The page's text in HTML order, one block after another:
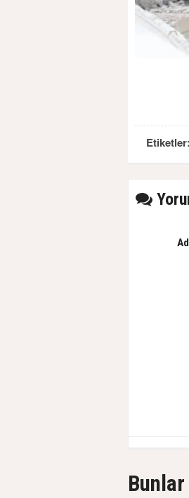
Etiketler: